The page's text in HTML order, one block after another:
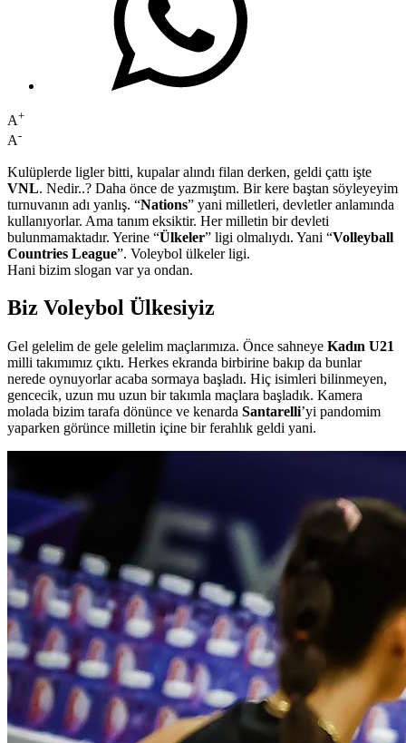
A+
A-
Kulüplerde ligler bitti, kupalar alındı filan derken, geldi çattı işte
VNL. Nedir..? Daha önce de yazmıştım. Bir kere baştan söyleyeyim
turnuvanın adı yanlış. “Nations” yani milletleri, devletler anlamında
kullanıyorlar. Ama tanım eksiktir. Her milletin bir devleti
bulunmamaktadır. Yerine “Ülkeler” ligi olmalıydı. Yani “Volleyball
Countries League”. Voleybol ülkeler ligi.
Hani bizim slogan var ya ondan.
Biz Voleybol Ülkesiyiz
Gel gelelim de gele gelelim maçlarımıza. Önce sahneye Kadın U21
milli takımımız çıktı. Herkes ekranda birbirine bakıp da bunlar
nerede oynuyorlar acaba sormaya başladı. Hiç isimleri bilinmeyen,
gencecik, uzun mu uzun bir takımla maçlara başladık. Kamera
molada bizim tarafa dönünce ve kenarda Santarelli’yi pandomim
yaparken görünce milletin içine bir ferahlık geldi yani.